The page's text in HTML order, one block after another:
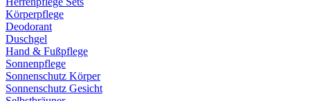
Körperpflege
Deodorant
Duschgel
Hand & Fußpflege
Sonnenpflege
Sonnenschutz Körper
Sonnenschutz Gesicht